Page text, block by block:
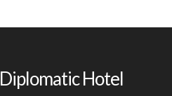
Diplomatic Hotel